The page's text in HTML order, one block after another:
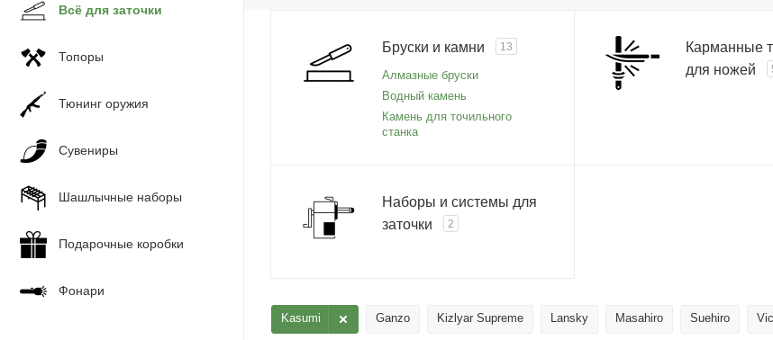
Всё для заточки
Топоры
Тюнинг оружия
Сувениры
Шашлычные наборы
Подарочные коробки
Фонари
Бруски и камни 13
Алмазные бруски
Водный камень
Камень для точильного
станка
Карманные
для ножей
Наборы и системы для
заточки
2
Ganzo
Kasumi Kizlyar Supreme Lansky Masahiro Suehiro